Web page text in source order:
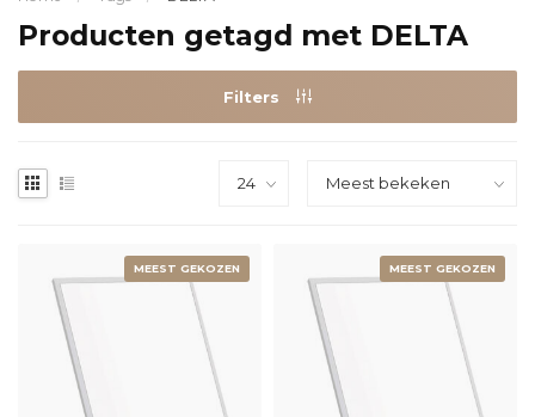
Producten getagd met DELTA
Filters
MEEST GEKOZEN MEEST GEKOZEN